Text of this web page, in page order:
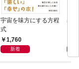
宇宙を味方にする方程
式
1,760
新着
基